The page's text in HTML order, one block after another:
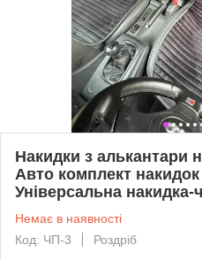
Накидки з алькантари
Авто комплект накидок
Універсальна накидка-
Немає в наявності
Код: ЧП-3
Роздріб